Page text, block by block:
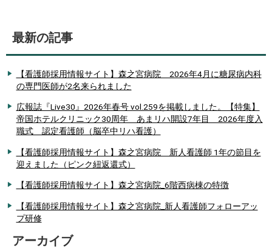
最新の記事
【看護師採用情報サイト】森之宮病院 2026年4月に糖尿病内科
の専門医師が2名来られました
広報誌『Live30』2026年春号 vol.259を掲載しました。【特集】
帝国ホテルクリニック30周年 あまリハ開設7年目 2026年度入
職式 認定看護師（脳卒中リハ看護）
【看護師採用情報サイト】森之宮病院 新人看護師 1年の節目を
迎えました（ピンク紐返還式）
【看護師採用情報サイト】森之宮病院_6階西病棟の特徴
【看護師採用情報サイト】森之宮病院_新人看護師フォローアッ
プ研修
アーカイブ